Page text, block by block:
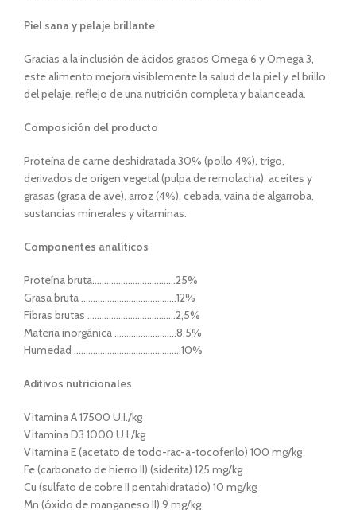
Piel sana y pelaje brillante
Gracias a la inclusión de ácidos grasos Omega 6 y Omega 3,
este alimento mejora visiblemente la salud de la piel y el brillo
del pelaje, reflejo de una nutrición completa y balanceada.
Composición del producto
Proteína de carne deshidratada 30% (pollo 4%), trigo,
derivados de origen vegetal (pulpa de remolacha), aceites y
grasas (grasa de ave), arroz (4%), cebada, vaina de algarroba,
sustancias minerales y vitaminas.
Componentes analíticos
Proteína bruta……………………………..25%
Grasa bruta ………………………………….12%
Fibras brutas ……………………………….2,5%
Materia inorgánica ……………………..8,5%
Humedad ………………………………………10%
Aditivos nutricionales
Vitamina A 17500 U.I./kg
Vitamina D3 1000 U.I./kg
Vitamina E (acetato de todo-rac-a-tocoferilo) 100 mg/kg
Fe (carbonato de hierro II) (siderita) 125 mg/kg
Cu (sulfato de cobre II pentahidratado) 10 mg/kg
Mn (óxido de manganeso II) 9 mg/kg